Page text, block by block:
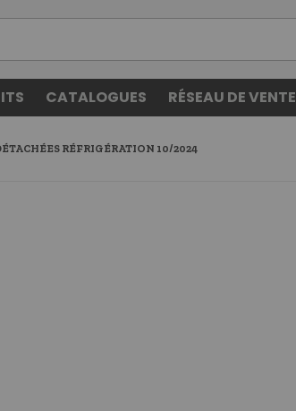
CATALOGUES RÉSEAU DE VENTE
RÉFRIGÉRATION 10/2024